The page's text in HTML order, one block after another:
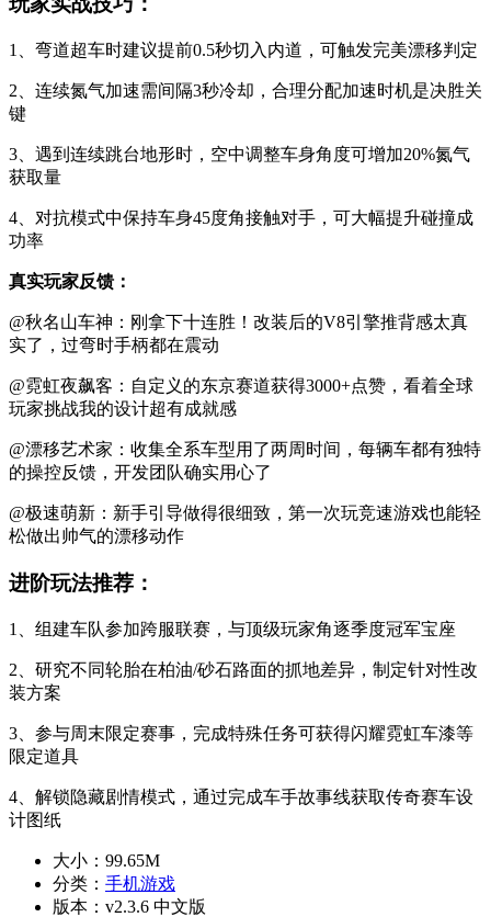
1、弯道超车时建议提前0.5秒切入内道，可触发完美漂移判定
2、连续氮气加速需间隔3秒冷却，合理分配加速时机是决胜关
键
3、遇到连续跳台地形时，空中调整车身角度可增加20%氮气
获取量
4、对抗模式中保持车身45度角接触对手，可大幅提升碰撞成
功率
真实玩家反馈：
@秋名山车神：刚拿下十连胜！改装后的V8引擎推背感太真
实了，过弯时手柄都在震动
@霓虹夜飙客：自定义的东京赛道获得3000+点赞，看着全球
玩家挑战我的设计超有成就感
@漂移艺术家：收集全系车型用了两周时间，每辆车都有独特
的操控反馈，开发团队确实用心了
@极速萌新：新手引导做得很细致，第一次玩竞速游戏也能轻
松做出帅气的漂移动作
进阶玩法推荐：
1、组建车队参加跨服联赛，与顶级玩家角逐季度冠军宝座
2、研究不同轮胎在柏油/砂石路面的抓地差异，制定针对性改
装方案
3、参与周末限定赛事，完成特殊任务可获得闪耀霓虹车漆等
限定道具
4、解锁隐藏剧情模式，通过完成车手故事线获取传奇赛车设
计图纸
大小： 99.65M
分类： 手机游戏
版本： v2.3.6 中文版